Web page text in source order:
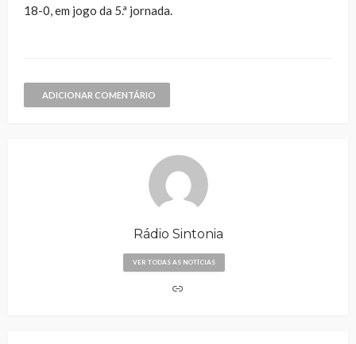
18-0, em jogo da 5.ª jornada.
ADICIONAR COMENTÁRIO
Rádio Sintonia
VER TODAS AS NOTÍCIAS